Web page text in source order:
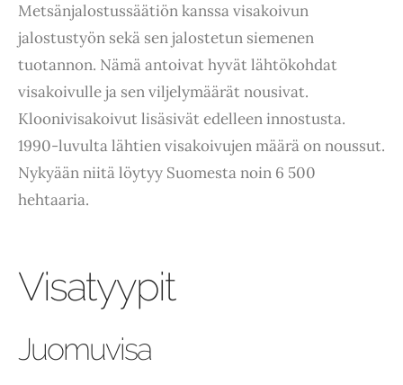
Metsänjalostussäätiön kanssa visakoivun
jalostustyön sekä sen jalostetun siemenen
tuotannon. Nämä antoivat hyvät lähtökohdat
visakoivulle ja sen viljelymäärät nousivat.
Kloonivisakoivut lisäsivät edelleen innostusta.
1990-luvulta lähtien visakoivujen määrä on noussut.
Nykyään niitä löytyy Suomesta noin 6 500
hehtaaria.
Visatyypit
Juomuvisa